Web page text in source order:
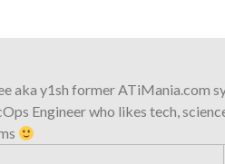
aka y1sh former ATiMania.com
Engineer who likes tech,